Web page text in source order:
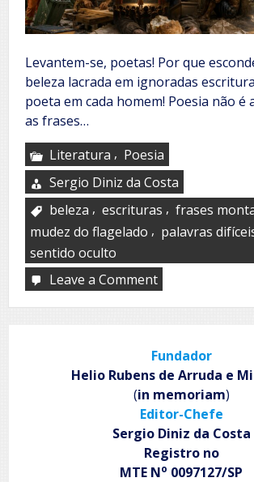
Levantem-se, poetas! Por que
beleza lacrada em ignoradas
poeta em cada homem! Poesia não é
as frases…
Literatura , Poesia
Sergio Diniz da Costa
beleza , escrituras , frases
mudez do flagelado , palavras
sentido oculto
Leave a Commenton
poesia
um
Fundador
Helio Rubens de Arruda e
(in memoriam)
Editor-Chefe
Sergio Diniz da Costa
Registro no
MTE No 0097127/SP